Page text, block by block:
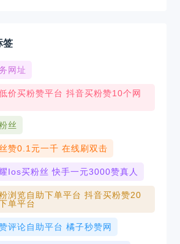
签
网址
价买粉赞平台 抖音买粉赞10个网
丝
赞0.1元一千 在线刷双击
ios买粉丝 快手一元3000赞真人
浏览自助下单平台 抖音买粉赞20
单平台
评论自助平台 橘子秒赞网